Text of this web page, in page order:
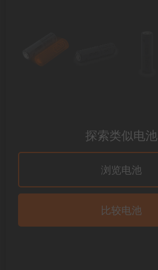
探索类似电池
浏览电池
比较电池